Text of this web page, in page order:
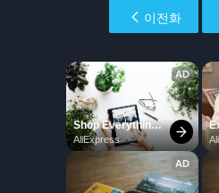
이전화